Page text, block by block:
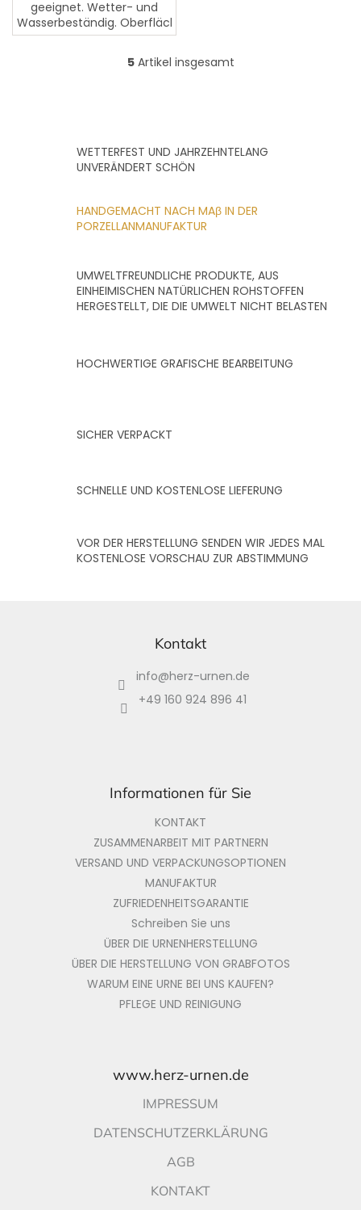
geeignet. Wetter- und
Wasserbeständig. Oberfläche
leicht polierbar und
S
r
e
l
m
e
e
d
e
r
s
5Artikel insgesamt
WETTERFEST UND JAHRZEHNTELANG
UNVERÄNDERT SCHÖN
HANDGEMACHT NACH MAβ IN DER
PORZELLANMANUFAKTUR
UMWELTFREUNDLICHE PRODUKTE, AUS
EINHEIMISCHEN NATÜRLICHEN ROHSTOFFEN
HERGESTELLT, DIE DIE UMWELT NICHT BELASTEN
HOCHWERTIGE GRAFISCHE BEARBEITUNG
SICHER VERPACKT
SCHNELLE UND KOSTENLOSE LIEFERUNG
VOR DER HERSTELLUNG SENDEN WIR JEDES MAL
KOSTENLOSE VORSCHAU ZUR ABSTIMMUNG
Kontakt
info@herz-urnen.de
+49 160 924 896 41
Informationen für Sie
KONTAKT
ZUSAMMENARBEIT MIT PARTNERN
VERSAND UND VERPACKUNGSOPTIONEN
MANUFAKTUR
ZUFRIEDENHEITSGARANTIE
Schreiben Sie uns
ÜBER DIE URNENHERSTELLUNG
ÜBER DIE HERSTELLUNG VON GRABFOTOS
WARUM EINE URNE BEI UNS KAUFEN?
PFLEGE UND REINIGUNG
www.herz-urnen.de
IMPRESSUM
DATENSCHUTZERKLÄRUNG
AGB
KONTAKT